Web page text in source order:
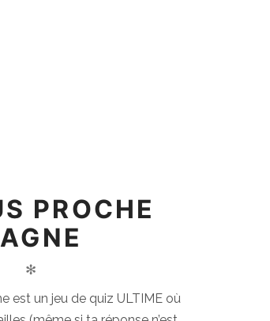
PROCHE
✻
est un jeu de quiz ULTIME où